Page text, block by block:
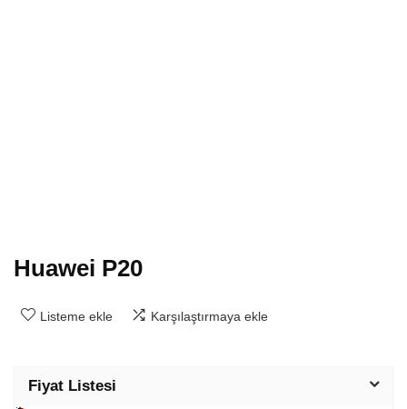
Huawei P20
Listeme ekle Karşılaştırmaya ekle
Fiyat Listesi